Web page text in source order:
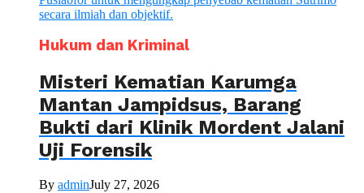
Hukum dan Kriminal
Misteri Kematian Karumga
Mantan Jampidsus, Barang
Bukti dari Klinik Mordent Jalani
Uji Forensik
By adminJuly 27, 2026